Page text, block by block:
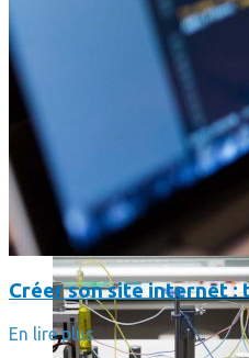
Science
La science-fiction, c’est
Créer son site internet :
En lire plus